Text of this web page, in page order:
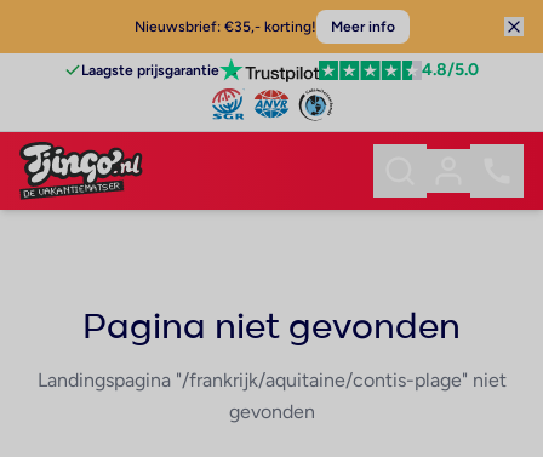
Nieuwsbrief: €35,- korting! Meer info
Laagste prijsgarantie 4.8/5.0
Pagina niet gevonden
Landingspagina "/frankrijk/aquitaine/contis-plage" niet
gevonden